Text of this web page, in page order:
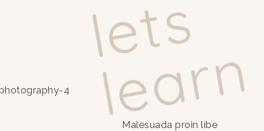
l
e
t
s
l
e
a
r
n
Malesuada proin libe